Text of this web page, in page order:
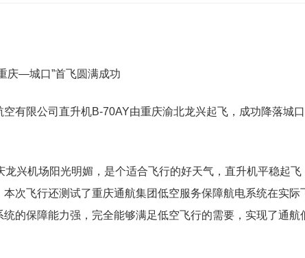
庆—城口”首飞圆满成功
空有限公司直升机B-70AY由重庆渝北龙兴起飞，成功降落城
龙兴机场阳光明媚，是个适合飞行的好天气，直升机平稳起
次飞行还测试了重庆通航集团低空服务保障航电系统在实际
的保障能力强，完全能够满足低空飞行的需要，实现了通航